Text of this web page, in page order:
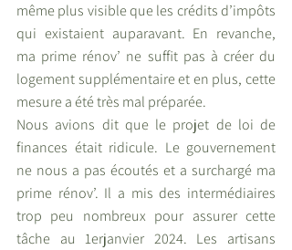
même plus visible que les crédits d’impôts
qui existaient auparavant. En revanche,
ma prime rénov’ ne suffit pas à créer du
logement supplémentaire et en plus, cette
mesure a été très mal préparée.
Nous avions dit que le projet de loi de
finances était ridicule. Le gouvernement
ne nous a pas écoutés et a surchargé ma
prime rénov’. Il a mis des intermédiaires
trop peu nombreux pour assurer cette
tâche au 1erjanvier 2024. Les artisans